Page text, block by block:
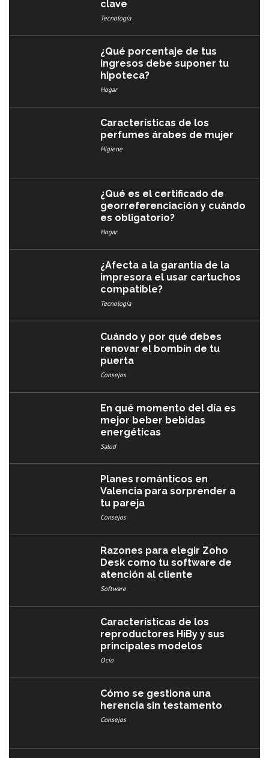
clave
Tecnología
¿Qué porcentaje de tus
ingresos debe suponer tu
hipoteca?
Hogar
Características de los
perfumes árabes de mujer
Higiene
¿Qué es el certificado de
georreferenciación y cuándo
es obligatorio?
Hogar
¿Afecta a la garantía de la
impresora el usar cartuchos
compatible?
Tecnología
Cuándo y por qué debes
renovar el bombín de tu
puerta
Consejos
En qué momento del día es
mejor beber bebidas
energéticas
Salud
Planes románticos en
Valencia para sorprender a
tu pareja
Consejos
Razones para elegir Zoho
Desk como tu software de
atención al cliente
Software
Características de los
reproductores HiBy y sus
principales modelos
Ocio
Cómo se gestiona una
herencia sin testamento
Consejos